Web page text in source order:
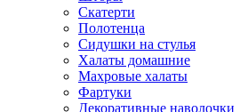
Скатерти
Полотенца
Сидушки на стулья
Халаты домашние
Махровые халаты
Фартуки
Декоративные наволочки